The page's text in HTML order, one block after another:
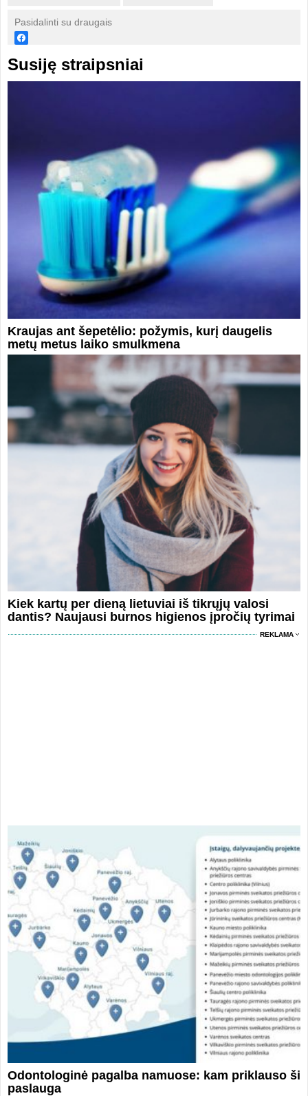
Pasidalinti su draugais
Susiję straipsniai
Kraujas ant šepetėlio: požymis, kurį daugelis
metų metus laiko smulkmena
Kiek kartų per dieną lietuviai iš tikrųjų valosi
dantis? Naujausi burnos higienos įpročių tyrimai
REKLAMA
Odontologinė pagalba namuose: kam priklauso ši
paslauga